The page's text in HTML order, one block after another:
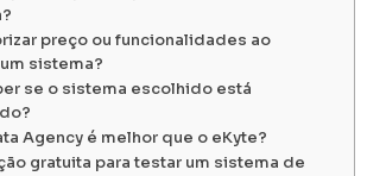
preço ou funcionalidades ao
sistema?
se o sistema escolhido está
Agency é melhor que o eKyte?
gratuita para testar um sistema de